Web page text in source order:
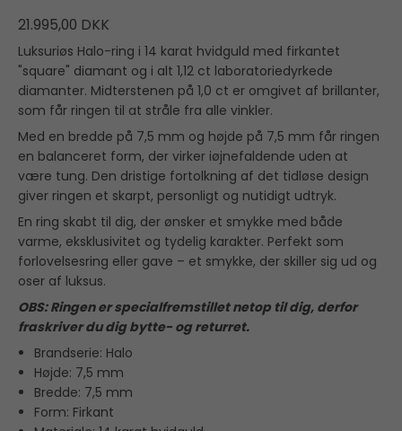
21.995,00 DKK
Luksuriøs Halo-ring i 14 karat hvidguld med firkantet
"square" diamant og i alt 1,12 ct laboratoriedyrkede
diamanter. Midterstenen på 1,0 ct er omgivet af brillanter,
som får ringen til at stråle fra alle vinkler.
Med en bredde på 7,5 mm og højde på 7,5 mm får ringen
en balanceret form, der virker iøjnefaldende uden at
være tung. Den dristige fortolkning af det tidløse design
giver ringen et skarpt, personligt og nutidigt udtryk.
En ring skabt til dig, der ønsker et smykke med både
varme, eksklusivitet og tydelig karakter. Perfekt som
forlovelsesring eller gave – et smykke, der skiller sig ud og
oser af luksus.
OBS: Ringen er specialfremstillet netop til dig, derfor
fraskriver du dig bytte- og returret.
Brandserie: Halo
Højde: 7,5 mm
Bredde: 7,5 mm
Form: Firkant